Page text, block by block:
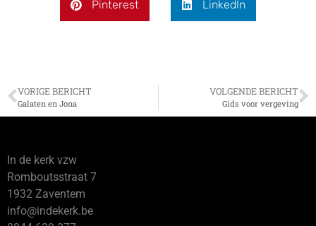
Pinterest LinkedIn
VORIGE BERICHT
Galaten en Jona
VOLGENDE BERICHT
Gids voor vergeving
In de kerk vzw
Romboutsstraat 7
1932 Zaventem
info@indekerk.be